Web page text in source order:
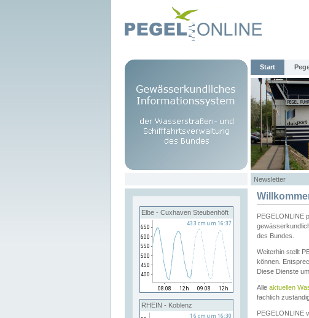
Start
Newsletter
Elbe - Cuxhaven Steubenhöft
RHEIN - Koblenz
PEGELONLINE
des Bundes.
Weiterhin stellt
können.
Diese Dienste
Alle aktuellen
fachlich
PEGELONLINE